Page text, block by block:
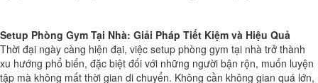
Setup Phòng Gym Tại Nhà: Giải Pháp Tiết Kiệm và Hiệu Quả
Thời đại ngày càng hiện đại, việc setup phòng gym tại nhà trở thành
xu hướng phổ biến, đặc biệt đối với những người bận rộn, muốn luyện
tập mà không mất thời gian di chuyển. Không cần không gian quá lớn,